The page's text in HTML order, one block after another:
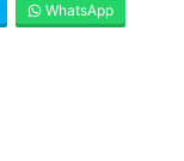
WhatsApp